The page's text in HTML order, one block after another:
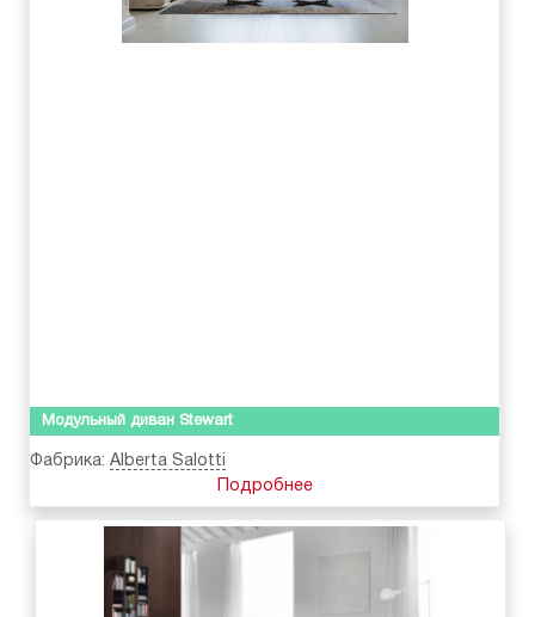
Модульный диван Stewart
Фабрика: Alberta Salotti
Подробнее